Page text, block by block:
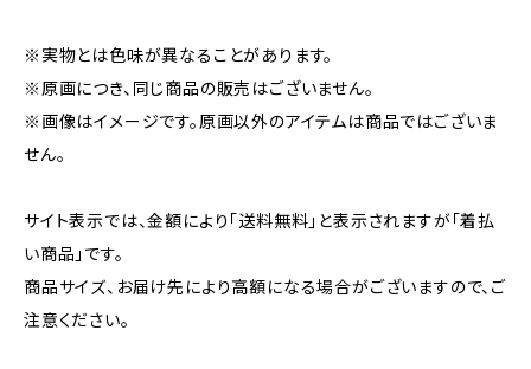
※実物とは色味が異なることがあります。
※原画につき、同じ商品の販売はございません。
※画像はイメージです。原画以外のアイテムは商品ではございま
せん。
サイト表示では、金額により「送料無料」と表示されますが「着払
い商品」です。
商品サイズ、お届け先により高額になる場合がございますので、ご
注意ください。